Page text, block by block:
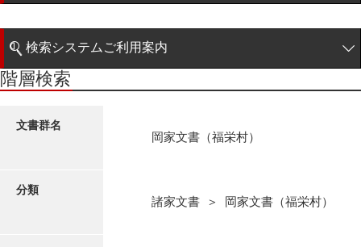
諸家文書
階層検索
検索システムご利用案内
検索システムの利用について
更新履歴
階層検索
文書群名
岡家文書（福栄村）
分類
諸家文書 ＞ 岡家文書（福栄村）